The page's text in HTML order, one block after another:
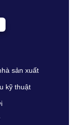
sản xuất
kỹ thuật